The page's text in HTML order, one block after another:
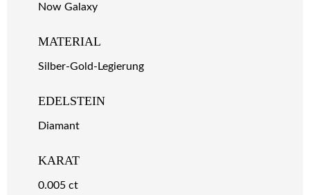
Now Galaxy
MATERIAL
Silber-Gold-Legierung
EDELSTEIN
Diamant
KARAT
0.005 ct